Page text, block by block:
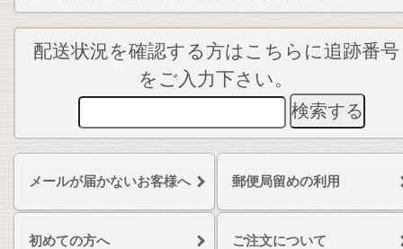
配送状況を確認する方はこちらに追跡番号
をご入力下さい。
メールが届かないお客様へ 郵便局留めの利用
初めての方へ ご注文について